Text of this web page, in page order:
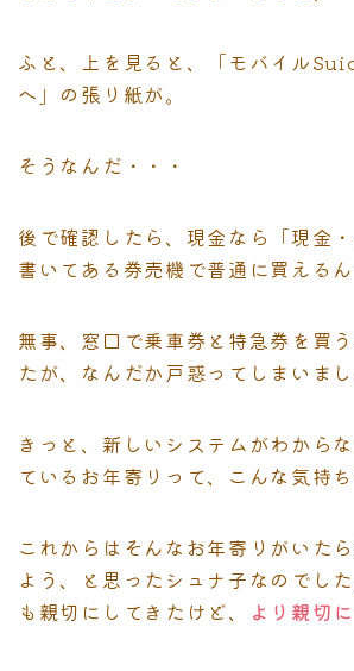
ふと、上を見ると、「モバイル
へ」の張り紙が。
そうなんだ・・・
後で確認したら、現金なら「現金
書いてある券売機で普通に買えるん
無事、窓口で乗車券と特急券を買
たが、なんだか戸惑ってしまいまし
きっと、新しいシステムがわから
ているお年寄りって、こんな気持
これからはそんなお年寄りがいた
よう、と思ったシュナ子なのでし
も親切にしてきたけど、
より親切